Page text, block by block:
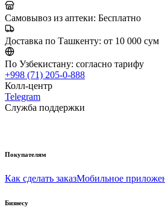
Самовывоз из аптеки: Бесплатно
Доставка по Ташкенту: от 10 000 сум
По Узбекистану: согласно тарифу
+998 (71) 205-0-888
Колл-центр
Telegram
Служба поддержки
Покупателям
Как сделать заказМобильное
Бизнесу